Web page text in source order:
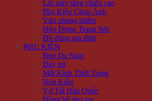
Lót giày tăng chiều cao
Phụ Kiện Chụp Ảnh
Văn phòng phẩm
Hộp Đựng Trang Sức
Đồ dùng gia đình
PHỤ KIỆN
Bóp Da Nam
Dây nịt
Mắt Kính Thời Trang
Nón Kiểu
Vớ Tất Hàn Quốc